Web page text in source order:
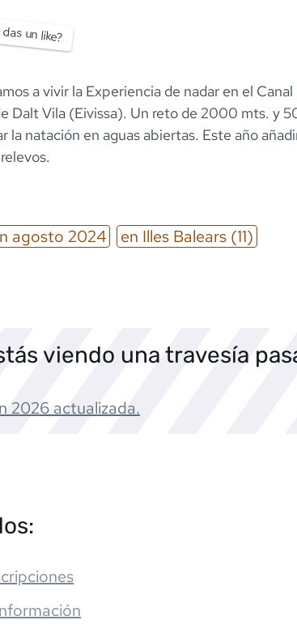
un like?
a vivir la Experiencia de nadar en el
Dalt Vila (Eivissa). Un reto de 2000 mts. y
la natación en aguas abiertas. Este año
agosto 2024 en Illes Balears (11)
viendo una travesía
2026 actualizada.